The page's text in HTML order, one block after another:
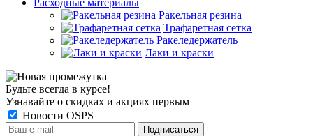
Расходные материалы
Ракельная резина
Трафаретная сетка
Ракеледержатель
Лаки и краски
Будьте всегда в курсе!
Узнавайте о скидках и акциях первым
Новости OSPS